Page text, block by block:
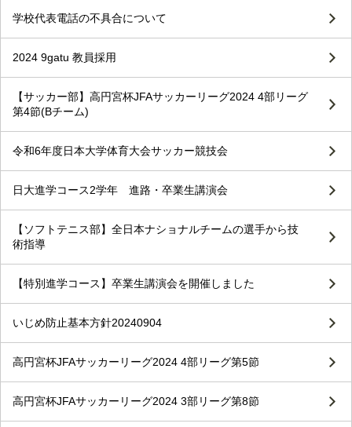
学校代表電話の不具合について
2024 9gatu 教員採用
【サッカー部】高円宮杯JFAサッカーリーグ2024 4部リーグ
第4節(Bチーム)
令和6年度日本大学体育大会サッカー競技会
日大進学コース2学年 進路・卒業生講演会
【ソフトテニス部】全日本ナショナルチームの選手から技
術指導
【特別進学コース】卒業生講演会を開催しました
いじめ防止基本方針20240904
高円宮杯JFAサッカーリーグ2024 4部リーグ第5節
高円宮杯JFAサッカーリーグ2024 3部リーグ第8節